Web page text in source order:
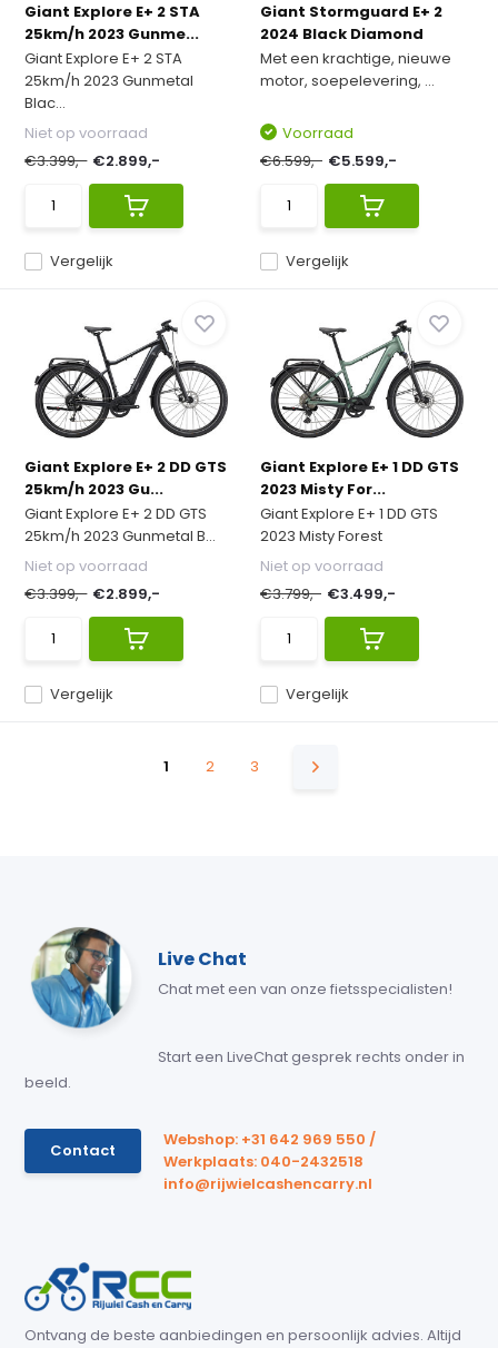
Giant Explore E+ 2 STA
25km/h 2023 Gunme...
Giant Explore E+ 2 STA
25km/h 2023 Gunmetal
Blac...
Vergelijk
Niet op voorraad
€3.399,- €2.899,-
Giant Stormguard E+ 2
2024 Black Diamond
Met een krachtige, nieuwe
motor, soepelevering, ...
Vergelijk
Voorraad
€6.599,- €5.599,-
Giant Explore E+ 2 DD GTS
25km/h 2023 Gu...
Giant Explore E+ 2 DD GTS
25km/h 2023 Gunmetal B...
Vergelijk
Niet op voorraad
€3.399,- €2.899,-
Giant Explore E+ 1 DD GTS
2023 Misty For...
Giant Explore E+ 1 DD GTS
2023 Misty Forest
Vergelijk
Niet op voorraad
€3.799,- €3.499,-
1 2 3
Live Chat
Chat met een van onze fietsspecialisten!
Start een LiveChat gesprek rechts onder in
beeld.
Contact
Webshop: +31 642 969 550 /
Werkplaats: 040-2432518
info@rijwielcashencarry.nl
Ontvang de beste aanbiedingen en persoonlijk advies. Altijd